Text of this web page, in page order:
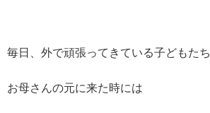
毎日、外で頑張ってきている子どもたち
お母さんの元に来た時には